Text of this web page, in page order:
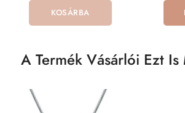
KOSÁRBA
A Termék Vásárlói Ezt